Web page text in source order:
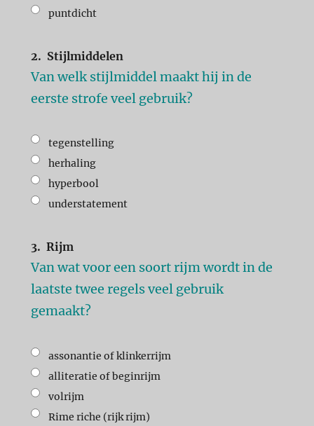
puntdicht
2. Stijlmiddelen
Van welk stijlmiddel maakt hij in de
eerste strofe veel gebruik?
tegenstelling
herhaling
hyperbool
understatement
3. Rijm
Van wat voor een soort rijm wordt in de
laatste twee regels veel gebruik
gemaakt?
assonantie of klinkerrijm
alliteratie of beginrijm
volrijm
Rime riche (rijk rijm)